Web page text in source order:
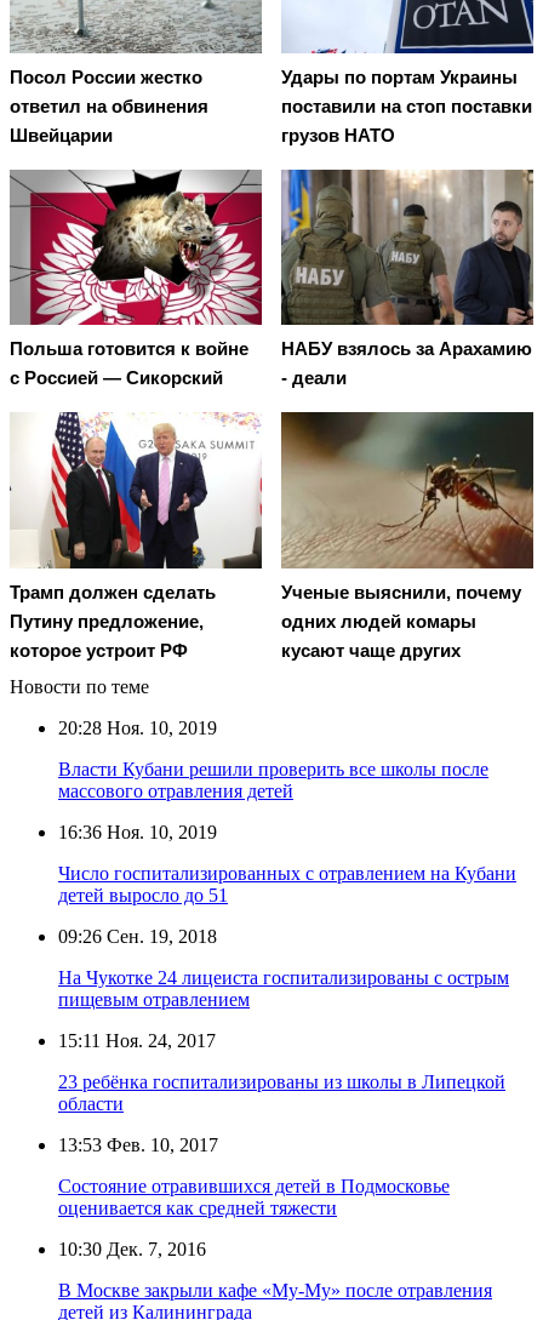
Посол России жестко
ответил на обвинения
Швейцарии
Удары по портам Украины
поставили на стоп поставки
грузов НАТО
Польша готовится к войне
с Россией — Сикорский
НАБУ взялось за Арахамию
- деали
Трамп должен сделать
Путину предложение,
которое устроит РФ
Ученые выяснили, почему
одних людей комары
кусают чаще других
Новости по теме
20:28 Ноя. 10, 2019
Власти Кубани решили проверить все школы после
массового отравления детей
16:36 Ноя. 10, 2019
Число госпитализированных с отравлением на Кубани
детей выросло до 51
09:26 Сен. 19, 2018
На Чукотке 24 лицеиста госпитализированы с острым
пищевым отравлением
15:11 Ноя. 24, 2017
23 ребёнка госпитализированы из школы в Липецкой
области
13:53 Фев. 10, 2017
Состояние отравившихся детей в Подмосковье
оценивается как средней тяжести
10:30 Дек. 7, 2016
В Москве закрыли кафе «Му-Му» после отравления
детей из Калининграда